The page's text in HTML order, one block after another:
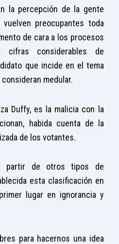
la percepción de la gente
preocupantes toda
de cara a los procesos
cifras considerables de
que incide en el tema
medular.
Duffy, es la malicia con la
habida cuenta de la
de los votantes.
partir de otros tipos de
esta clasificación en
lugar en ignorancia y
para hacernos una idea